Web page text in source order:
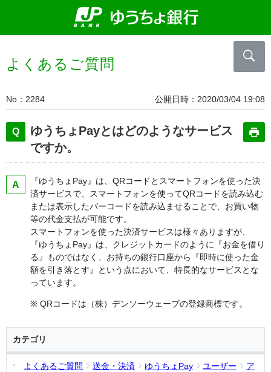
よくあるご質問
No 2284 公開日時 2020/03/04 19:08
ゆうちょPayとはどのようなサービス
ですか。
『ゆうちょPay』は、QRコードとスマートフォンを使った決
済サービスで、スマートフォンを使ってQRコードを読み込む
または表示したバーコードを読み込ませることで、お買い物
等の代金支払が可能です。
スマートフォンを使った決済サービスは様々ありますが、
『ゆうちょPay』は、クレジットカードのように『お金を借り
る』ものではなく、お持ちの銀行口座から『即時に使った金
額を引き落とす』という点において、特長的なサービスとな
っています。
※ QRコードは（株）デンソーウェーブの登録商標です。
カテゴリ
よくあるご質問 送金・決済 ゆうちょPay ユーザー
ア